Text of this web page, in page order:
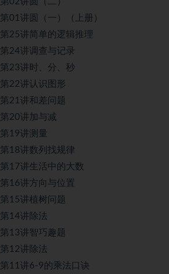
第01讲圆（一）（上册）
第25讲简单的逻辑推理
第24讲调查与记录
第23讲时、分、秒
第22讲认识图形
第21讲和差问题
第20讲加与减
第19讲测量
第18讲数列找规律
第17讲生活中的大数
第16讲方向与位置
第15讲植树问题
第14讲除法
第13讲智巧趣题
第12讲除法
第11讲6-9的乘法口诀